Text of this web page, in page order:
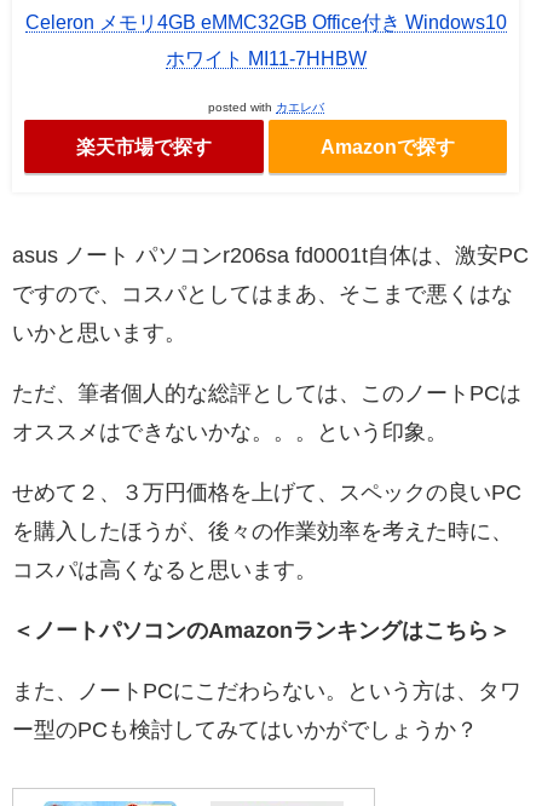
Celeron メモリ4GB eMMC32GB Office付き Windows10
ホワイト MI11-7HHBW
posted with カエレバ
楽天市場で探す Amazonで探す
asus ノート パソコンr206sa fd0001t自体は、激安PC
ですので、コスパとしてはまあ、そこまで悪くはな
いかと思います。
ただ、筆者個人的な総評としては、このノートPCは
オススメはできないかな。。。という印象。
せめて２、３万円価格を上げて、スペックの良いPC
を購入したほうが、後々の作業効率を考えた時に、
コスパは高くなると思います。
＜ノートパソコンのAmazonランキングはこちら＞
また、ノートPCにこだわらない。という方は、タワ
ー型のPCも検討してみてはいかがでしょうか？